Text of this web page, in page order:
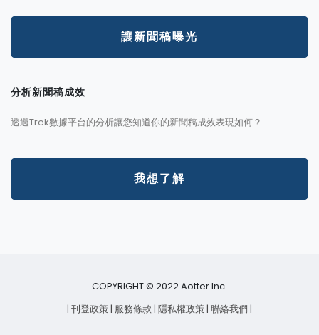
讓新聞稿曝光
分析新聞稿成效
透過Trek數據平台的分析讓您知道你的新聞稿成效表現如何？
我想了解
COPYRIGHT © 2022 Aotter Inc.
| 刊登政策| 服務條款| 隱私權政策| 聯絡我們 |